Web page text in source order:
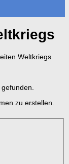
Weltkriegs
zu erstellen.